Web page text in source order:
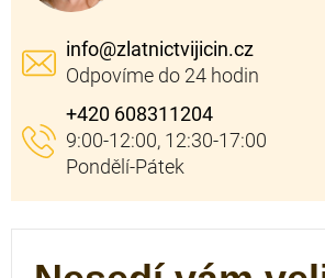
info@zlatnictvijicin.cz
+420 608311204